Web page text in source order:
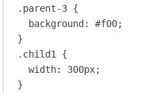
.parent-3 {
background: #f00;
.child1
{
width: 300px;